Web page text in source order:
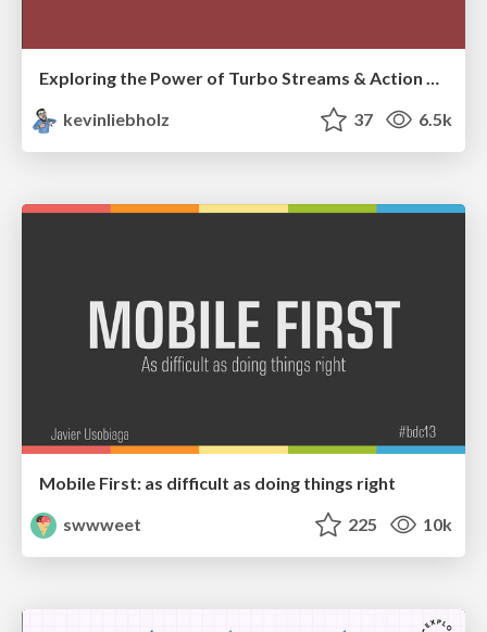
Exploring the Power of Turbo Streams & Action Cable | RailsConf2023
kevinliebholz
37 6.5k
Mobile First: as difficult as doing things right
swwweet
225 10k